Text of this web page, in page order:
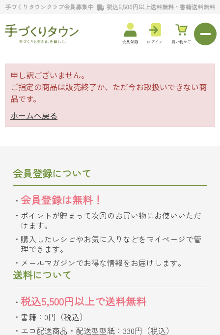
手づくりタウンクラブ会員募集中 税込5,500円以上送料無料・書籍送料無料
会員登録 ログイン 買い物かご
申し訳ございません。
ご指定の商品は販売終了か、ただ今お取扱いできない商
品です。
ホームへ戻る
会員登録について
会員登録は無料！
ポイントが貯まって次回のお買い物にお使いいただ
けます。
購入したレシピやお気に入りなどをマイページで管
理できます。
メールマガジンでお得な情報をお届けします。
送料について
税込5,500円以上で送料無料
書籍：0円（税込）
エコ配送商品・配送型型紙：330円（税込）